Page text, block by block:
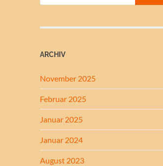
ARCHIV
November 2025
Februar 2025
Januar 2025
Januar 2024
August 2023